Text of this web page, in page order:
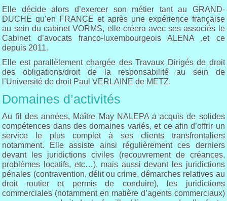
Elle décide alors d’exercer son métier tant au GRAND-
DUCHE qu’en FRANCE et après une expérience française
au sein du cabinet VORMS, elle créera avec ses associés le
Cabinet d’avocats franco-luxembourgeois ALENA ,et ce
depuis 2011.
Elle est parallèlement chargée des Travaux Dirigés de droit
des obligations/droit de la responsabilité au sein de
l’Université de droit Paul VERLAINE de METZ.
Domaines d’activités
Au fil des années, Maître May NALEPA a acquis de solides
compétences dans des domaines variés, et ce afin d’offrir un
service le plus complet à ses clients transfrontaliers
notamment. Elle assiste ainsi régulièrement ces derniers
devant les juridictions civiles (recouvrement de créances,
problèmes locatifs, etc…), mais aussi devant les juridictions
pénales (contravention, délit ou crime, démarches relatives au
droit routier et permis de conduire), les juridictions
commerciales (notamment en matière d’agents commerciaux)